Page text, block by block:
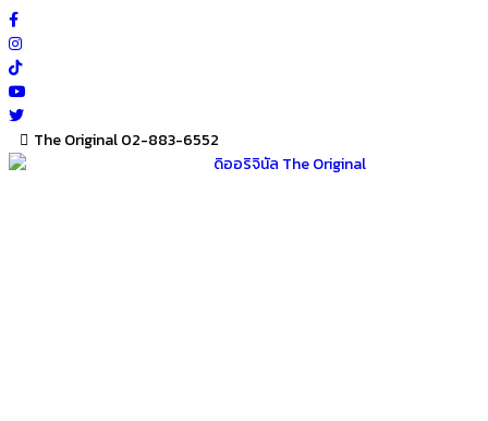
Skip
to
content
The Original 02-883-6552